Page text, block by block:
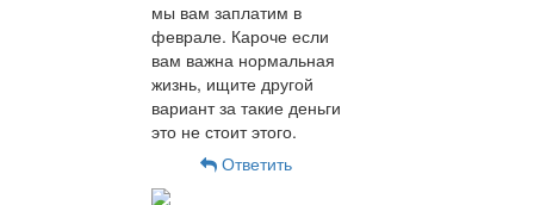
мы вам заплатим в
феврале. Кароче если
вам важна нормальная
жизнь, ищите другой
вариант за такие деньги
это не стоит этого.
Ответить